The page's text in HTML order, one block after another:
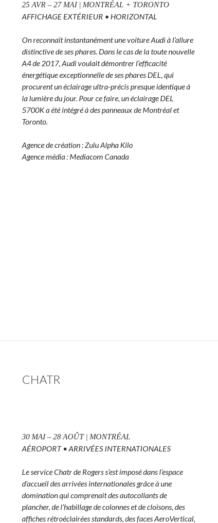
25 AVR – 27 MAI | MONTRÉAL + TORONTO
AFFICHAGE EXTÉRIEUR • HORIZONTAL
On reconnaît instantanément une voiture Audi à l’allure
distinctive de ses phares. Dans le cas de la toute nouvelle
A4 de 2017, Audi voulait démontrer l’efficacité
énergétique exceptionnelle de ses phares DEL, qui
procurent un éclairage ultra-précis presque identique à
la lumière du jour. Pour ce faire, un éclairage DEL
5700K a été intégré à des panneaux de Montréal et
Toronto.
Agence de création : Zulu Alpha Kilo
Agence média : Mediacom Canada
CHATR
30 MAI – 28 AOÛT | MONTRÉAL
AÉROPORT • ARRIVÉES INTERNATIONALES
Le service Chatr de Rogers s’est imposé dans l’espace
d’accueil des arrivées internationales grâce à une
domination qui comprenait des autocollants de
plancher, de l’habillage de colonnes et de cloisons, des
affiches rétroéclairées standards, des faces AeroVertical,